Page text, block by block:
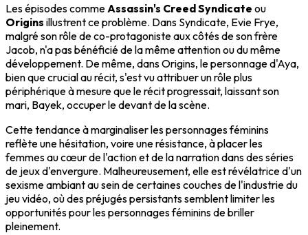
Les épisodes comme Assassin's Creed Syndicate ou
Origins illustrent ce problème. Dans Syndicate, Evie Frye,
malgré son rôle de co-protagoniste aux côtés de son frère
Jacob, n'a pas bénéficié de la même attention ou du même
développement. De même, dans Origins, le personnage d'Aya,
bien que crucial au récit, s'est vu attribuer un rôle plus
périphérique à mesure que le récit progressait, laissant son
mari, Bayek, occuper le devant de la scène.
Cette tendance à marginaliser les personnages féminins
reflète une hésitation, voire une résistance, à placer les
femmes au cœur de l'action et de la narration dans des séries
de jeux d'envergure. Malheureusement, elle est révélatrice d'un
sexisme ambiant au sein de certaines couches de l'industrie du
jeu vidéo, où des préjugés persistants semblent limiter les
opportunités pour les personnages féminins de briller
pleinement.